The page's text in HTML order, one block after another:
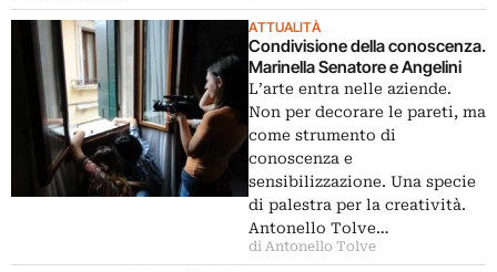
ATTUALITÀ
Condivisione della conoscenza.
Marinella Senatore e Angelini
L’arte entra nelle aziende.
Non per decorare le pareti, ma
come strumento di
conoscenza e
sensibilizzazione. Una specie
di palestra per la creatività.
Antonello Tolve…
di Antonello Tolve